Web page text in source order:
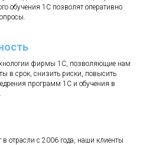
обучения 1С позволят оперативно
фирмы 1С, позволяющие нам
в срок, снизить риски, повысить
программ 1С и обучения в
в отрасли с 2006 года, наши клиенты